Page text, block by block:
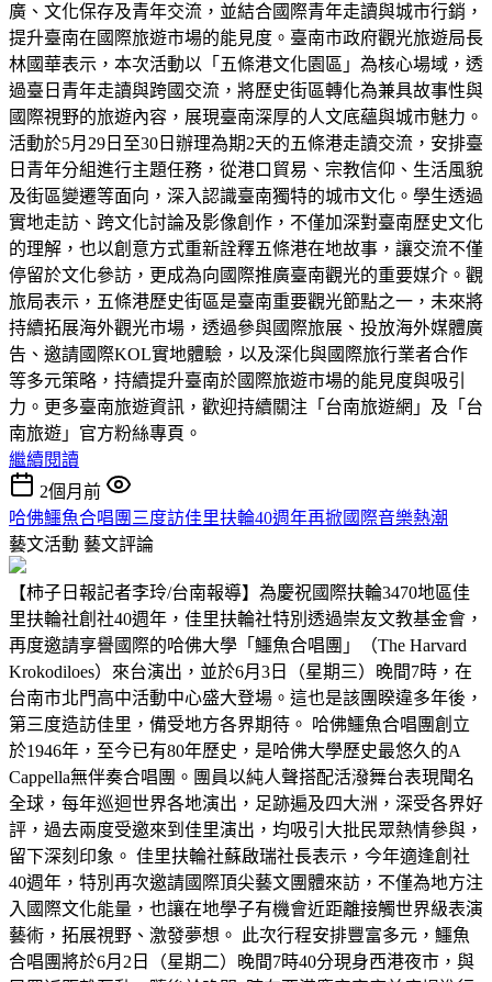
廣、文化保存及青年交流，並結合國際青年走讀與城市行銷，
提升臺南在國際旅遊市場的能見度。臺南市政府觀光旅遊局長
林國華表示，本次活動以「五條港文化園區」為核心場域，透
過臺日青年走讀與跨國交流，將歷史街區轉化為兼具故事性與
國際視野的旅遊內容，展現臺南深厚的人文底蘊與城市魅力。
活動於5月29日至30日辦理為期2天的五條港走讀交流，安排臺
日青年分組進行主題任務，從港口貿易、宗教信仰、生活風貌
及街區變遷等面向，深入認識臺南獨特的城市文化。學生透過
實地走訪、跨文化討論及影像創作，不僅加深對臺南歷史文化
的理解，也以創意方式重新詮釋五條港在地故事，讓交流不僅
停留於文化參訪，更成為向國際推廣臺南觀光的重要媒介。觀
旅局表示，五條港歷史街區是臺南重要觀光節點之一，未來將
持續拓展海外觀光市場，透過參與國際旅展、投放海外媒體廣
告、邀請國際KOL實地體驗，以及深化與國際旅行業者合作
等多元策略，持續提升臺南於國際旅遊市場的能見度與吸引
力。更多臺南旅遊資訊，歡迎持續關注「台南旅遊網」及「台
南旅遊」官方粉絲專頁。
繼續閱讀
2個月前
哈佛鱷魚合唱團三度訪佳里扶輪40週年再掀國際音樂熱潮
藝文活動 藝文評論
【柿子日報記者李玲/台南報導】為慶祝國際扶輪3470地區佳
里扶輪社創社40週年，佳里扶輪社特別透過崇友文教基金會，
再度邀請享譽國際的哈佛大學「鱷魚合唱團」（The Harvard
Krokodiloes）來台演出，並於6月3日（星期三）晚間7時，在
台南市北門高中活動中心盛大登場。這也是該團睽違多年後，
第三度造訪佳里，備受地方各界期待。 哈佛鱷魚合唱團創立
於1946年，至今已有80年歷史，是哈佛大學歷史最悠久的A
Cappella無伴奏合唱團。團員以純人聲搭配活潑舞台表現聞名
全球，每年巡迴世界各地演出，足跡遍及四大洲，深受各界好
評，過去兩度受邀來到佳里演出，均吸引大批民眾熱情參與，
留下深刻印象。 佳里扶輪社蘇啟瑞社長表示，今年適逢創社
40週年，特別再次邀請國際頂尖藝文團體來訪，不僅為地方注
入國際文化能量，也讓在地學子有機會近距離接觸世界級表演
藝術，拓展視野、激發夢想。 此次行程安排豐富多元，鱷魚
合唱團將於6月2日（星期二）晚間7時40分現身西港夜市，與